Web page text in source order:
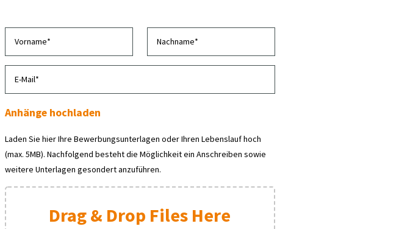
Anhänge hochladen
Laden Sie hier Ihre Bewerbungsunterlagen oder Ihren Lebenslauf hoch
(max. 5MB). Nachfolgend besteht die Möglichkeit ein Anschreiben sowie
weitere Unterlagen gesondert anzuführen.
Drag & Drop Files Here